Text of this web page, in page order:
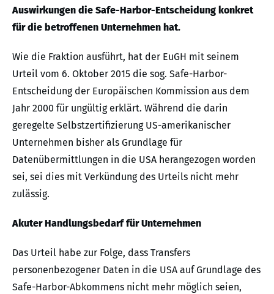
Auswirkungen die Safe-Harbor-Entscheidung konkret
für die betroffenen Unternehmen hat.
Wie die Fraktion ausführt, hat der EuGH mit seinem
Urteil vom 6. Oktober 2015 die sog. Safe-Harbor-
Entscheidung der Europäischen Kommission aus dem
Jahr 2000 für ungültig erklärt. Während die darin
geregelte Selbstzertifizierung US-amerikanischer
Unternehmen bisher als Grundlage für
Datenübermittlungen in die USA herangezogen worden
sei, sei dies mit Verkündung des Urteils nicht mehr
zulässig.
Akuter Handlungsbedarf für Unternehmen
Das Urteil habe zur Folge, dass Transfers
personenbezogener Daten in die USA auf Grundlage des
Safe-Harbor-Abkommens nicht mehr möglich seien,